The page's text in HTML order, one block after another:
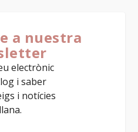
a nuestra
electrònic
i saber
i notícies